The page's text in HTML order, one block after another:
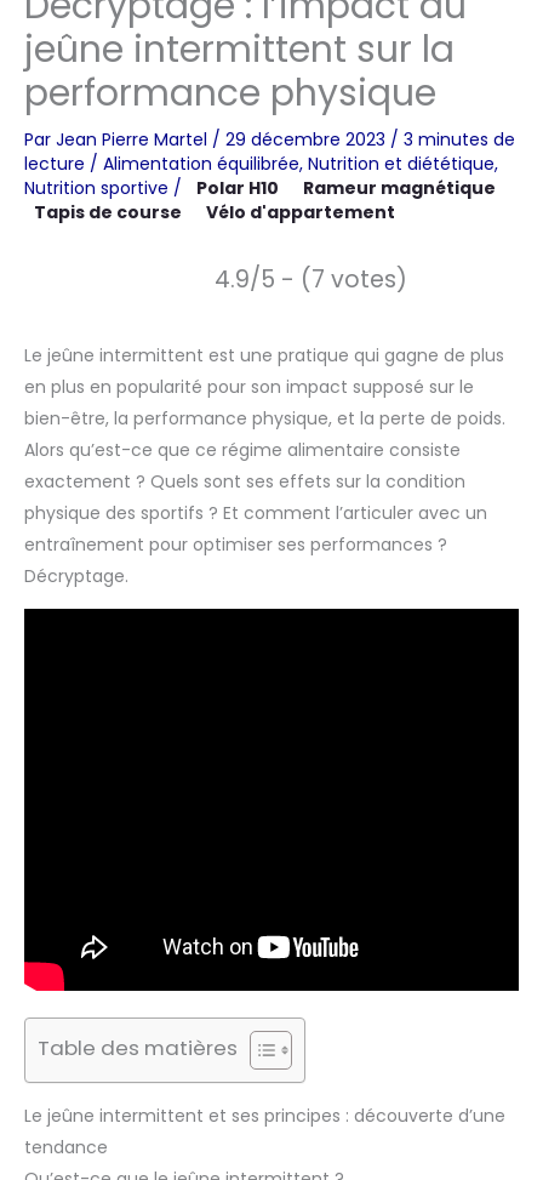
jeûne intermittent sur la
performance physique
Par Jean Pierre Martel / 29 décembre 2023 / 3 minutes de
lecture / Alimentation équilibrée, Nutrition et diététique,
Nutrition sportive / Polar H10
Rameur magnétique
Tapis de course
Vélo d'appartement
4.9/5 - (7 votes)
Le jeûne intermittent est une pratique qui gagne de plus
en plus en popularité pour son impact supposé sur le
bien-être, la performance physique, et la perte de poids.
Alors qu’est-ce que ce régime alimentaire consiste
exactement ? Quels sont ses effets sur la condition
physique des sportifs ? Et comment l’articuler avec un
entraînement pour optimiser ses performances ?
Décryptage.
Table des matières
Le jeûne intermittent et ses principes : découverte d’une
tendance